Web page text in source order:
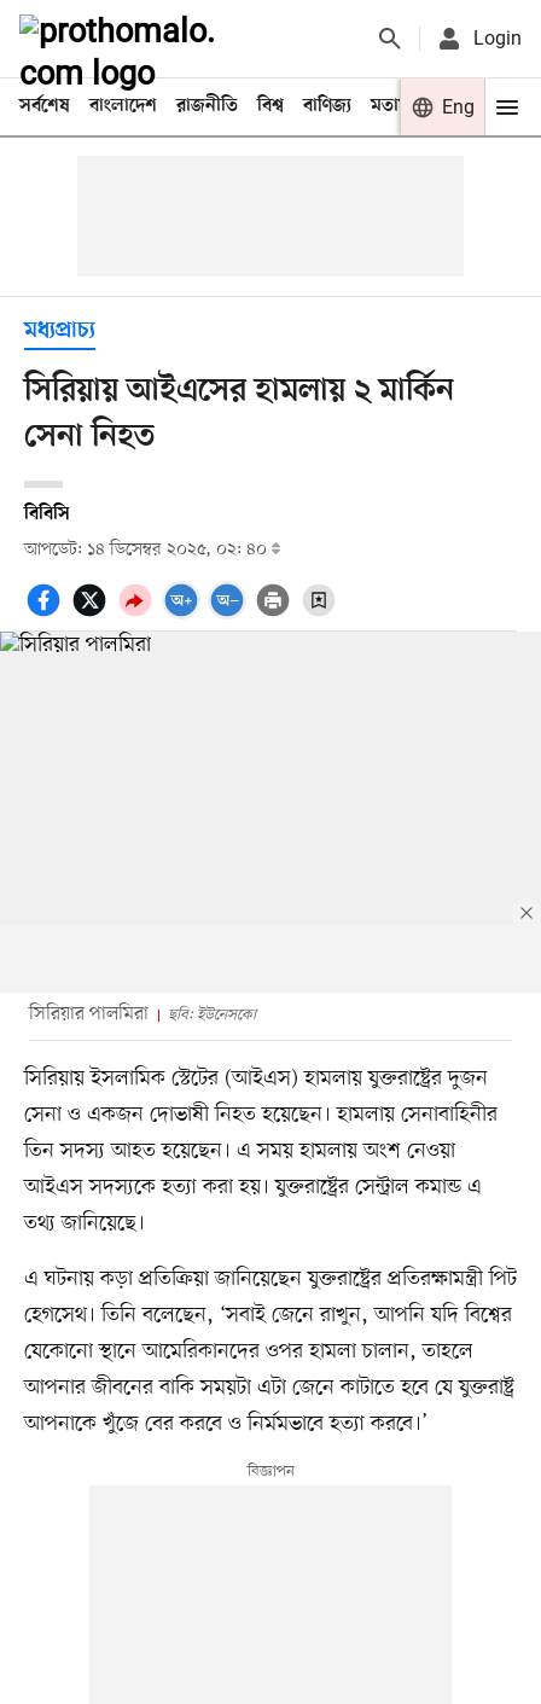
Login
সর্বশেষ বাংলাদেশ রাজনীতি বিশ্ব বাণিজ্য মতামত খেলা
Eng
মধ্যপ্রাচ্য
সিরিয়ায় আইএসের হামলায় ২ মার্কিন
সেনা নিহত
বিবিসি
আপডেট: ১৪ ডিসেম্বর ২০২৫, ০২: ৪০
সিরিয়ার পালমিরা ছবি: ইউনেসকো
সিরিয়ায় ইসলামিক স্টেটের (আইএস) হামলায় যুক্তরাষ্ট্রের দুজন
সেনা ও একজন দোভাষী নিহত হয়েছেন। হামলায় সেনাবাহিনীর
তিন সদস্য আহত হয়েছেন। এ সময় হামলায় অংশ নেওয়া
আইএস সদস্যকে হত্যা করা হয়। যুক্তরাষ্ট্রের সেন্ট্রাল কমান্ড এ
তথ্য জানিয়েছে।
এ ঘটনায় কড়া প্রতিক্রিয়া জানিয়েছেন যুক্তরাষ্ট্রের প্রতিরক্ষামন্ত্রী পিট
হেগসেথ। তিনি বলেছেন, ‘সবাই জেনে রাখুন, আপনি যদি বিশ্বের
যেকোনো স্থানে আমেরিকানদের ওপর হামলা চালান, তাহলে
আপনার জীবনের বাকি সময়টা এটা জেনে কাটাতে হবে যে যুক্তরাষ্ট্র
আপনাকে খুঁজে বের করবে ও নির্মমভাবে হত্যা করবে।’